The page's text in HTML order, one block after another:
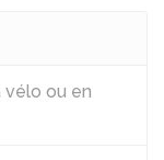
vélo ou en